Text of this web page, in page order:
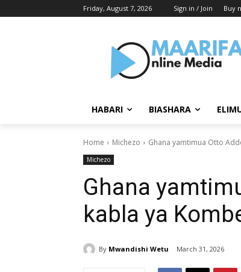
Friday, August 7, 2026 Sign in / Join Buy
HABARI BIASHARA
Home Michezo Ghana yamtimua Otto
Michezo
Ghana
kabla ya
By Mwandishi Wetu March 31, 2026